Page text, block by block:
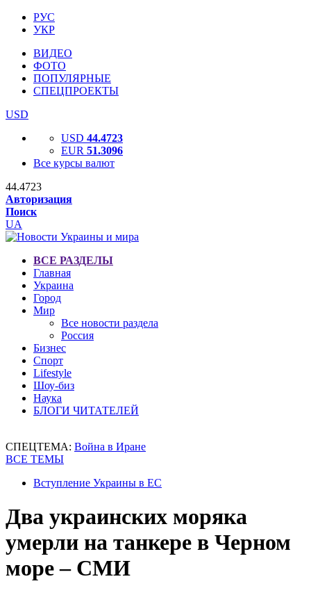
РУС
УКР
ВИДЕО
ФОТО
ПОПУЛЯРНЫЕ
СПЕЦПРОЕКТЫ
USD
USD 44.4723
EUR 51.3096
Все курсы валют
44.4723
Авторизация
Поиск
UA
ВСЕ РАЗДЕЛЫ
Главная
Украина
Город
Мир
Все новости раздела
Россия
Бизнес
Спорт
Lifestyle
Шоу-биз
Наука
БЛОГИ ЧИТАТЕЛЕЙ
СПЕЦТЕМА: Война в Иране
ВСЕ ТЕМЫ
Вступление Украины в ЕС
Два украинских моряка
умерли на танкере в Черном
море – СМИ